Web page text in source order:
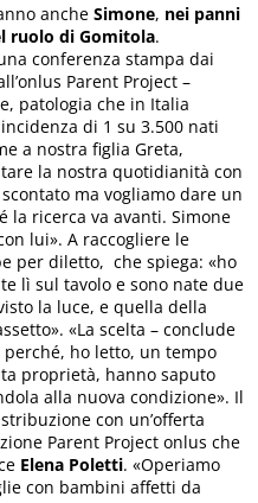
ancheSimone, nei panni
ruolo di Gomitola.
conferenza stampa dai
Parent Project –
patologia che in Italia
di 1 su 3.500 nati
a nostra figlia Greta,
la nostra quotidianità con
ma vogliamo dare un
la ricerca va avanti. Simone
lui». A raccogliere le
per diletto, che spiega: «ho
lì sul tavolo e sono nate due
la luce, e quella della
«La scelta – conclude
ho letto, un tempo
proprietà, hanno saputo
alla nuova condizione». Il
con un’offerta
Parent Project onlus che
Elena Poletti. «Operiamo
con bambini affetti da